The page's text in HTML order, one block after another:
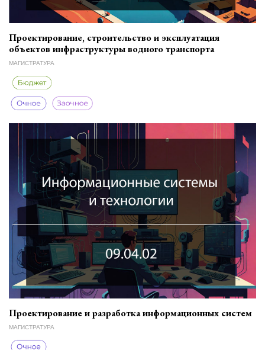
Проектирование, строительство и эксплуатация
объектов инфраструктуры водного транспорта
МАГИСТРАТУРА
Проектирование и разработка информационных систем
МАГИСТРАТУРА